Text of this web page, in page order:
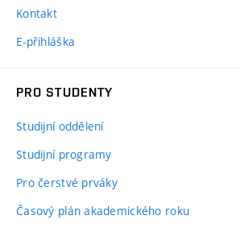
Kontakt
E-přihláška
PRO STUDENTY
Studijní oddělení
Studijní programy
Pro čerstvé prváky
Časový plán akademického roku